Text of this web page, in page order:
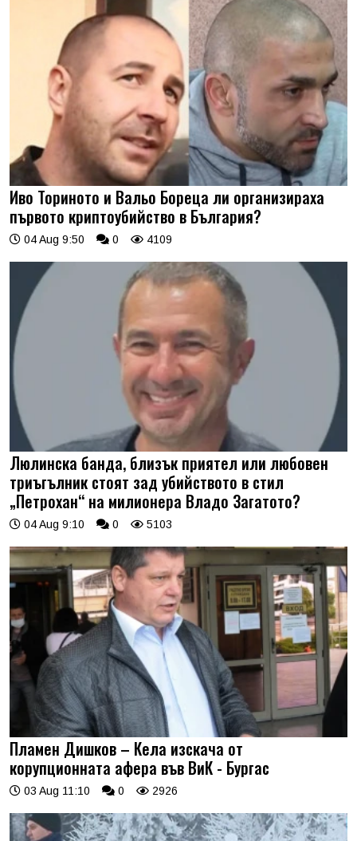
Иво Ториното и Вальо Бореца ли организираха
първото криптоубийство в България?
04 Aug 9:50 0 4109
Люлинска банда, близък приятел или любовен
триъгълник стоят зад убийството в стил
„Петрохан“ на милионера Владо Загатото?
04 Aug 9:10 0 5103
Пламен Дишков – Кела изскача от
корупционната афера във ВиК - Бургас
03 Aug 11:10 0 2926